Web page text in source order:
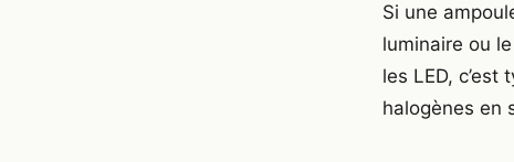
Si une
luminaire ou
les LED,
halogènes en